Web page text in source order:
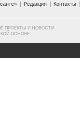
Редакция Контакты
ПРОЕКТЫ И НОВОСТИ
ОСНОВЕ